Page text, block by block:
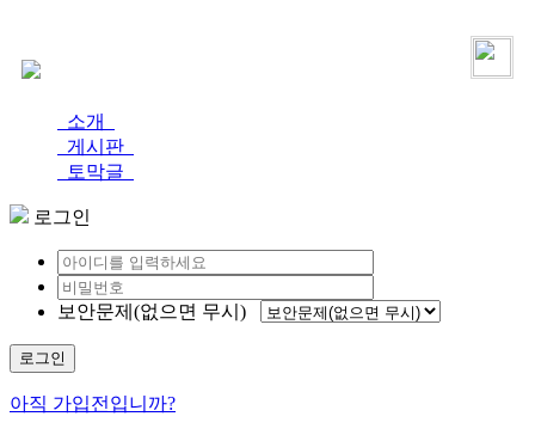
소개
게시판
토막글
로그인
보안문제(없으면 무시)
로그인
아직 가입전입니까?